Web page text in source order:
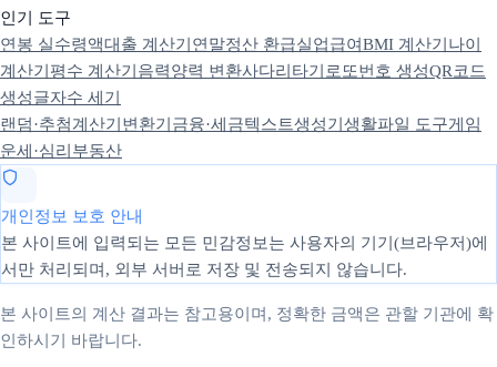
인기 도구
연봉 실수령액대출 계산기 연말정산 환급실업급여BMI 계산기 나이
계산기 평수 계산기 음력양력 변환사다리타기 로또번호 생성QR코드
생성글자수 세기
랜덤·추첨계산기 변환기 금융·세금텍스트생성기 생활파일 도구게임
운세·심리 부동산
개인정보 보호 안내
본 사이트에 입력되는 모든 민감정보는 사용자의 기기(브라우저)에
서만 처리되며, 외부 서버로 저장 및 전송되지 않습니다.
본 사이트의 계산 결과는 참고용이며, 정확한 금액은 관할 기관에 확
인하시기 바랍니다.